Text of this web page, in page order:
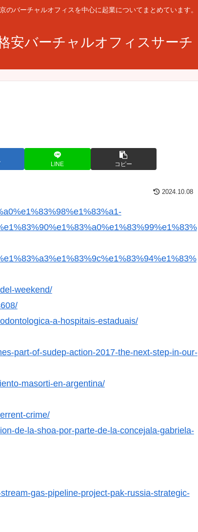
のバーチャルオフィスを中心に起業についてまとめています。
安バーチャルオフィスサーチ
LINE コピー
2024.10.08
weekend/
a-hospitais-estaduais/
part-of-sudep-action-2017-the-next-step-in-our-
masorti-en-argentina/
crime/
de-la-shoa-por-parte-de-la-concejala-gabriela-
gas-pipeline-project-pak-russia-strategic-